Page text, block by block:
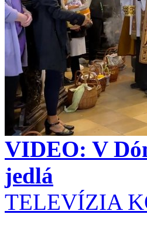
VIDEO: V
jedlá
TELEVÍZIA